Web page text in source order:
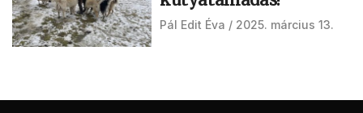
Pál Edit Éva 2025. március 13.